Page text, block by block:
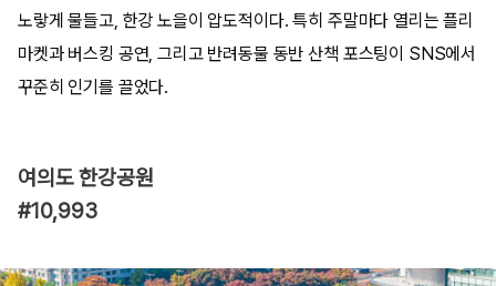
노랗게 물들고, 한강 노을이 압도적이다. 특히 주말마다 열리는 플리
마켓과 버스킹 공연, 그리고 반려동물 동반 산책 포스팅이 SNS에서
꾸준히 인기를 끌었다.
여의도 한강공원
#10,993